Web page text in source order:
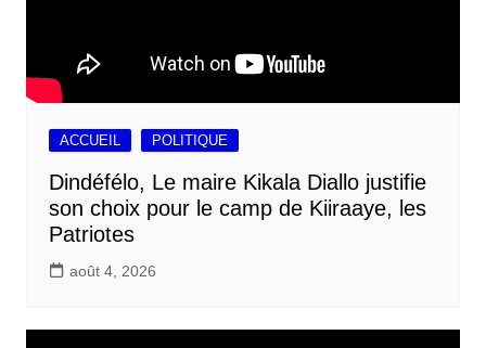
ACCUEIL POLITIQUE
Dindéfélo, Le maire Kikala Diallo justifie
son choix pour le camp de Kiiraaye, les
Patriotes
août 4, 2026